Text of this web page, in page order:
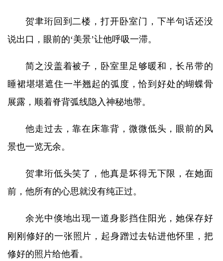
贺聿珩回到二楼，打开卧室门，下半句话还没
说出口，眼前的‘美景’让他呼吸一滞。
简之没盖着被子，卧室里足够暖和，长吊带的
睡裙堪堪遮住一半翘起的弧度，恰到好处的蝴蝶骨
展露，顺着脊背弧线隐入神秘地带。
他走过去，靠在床靠背，微微低头，眼前的风
景也一览无余。
贺聿珩低头笑了，他真是坏得无下限，在她面
前，他所有的心思就没有纯正过。
余光中倏地出现一道身影挡住阳光，她保存好
刚刚修好的一张照片，起身蹭过去钻进他怀里，把
修好的照片给他看。